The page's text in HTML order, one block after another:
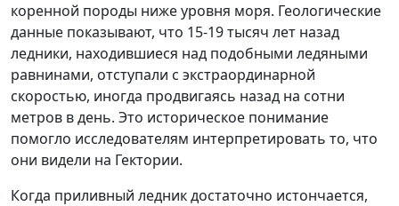
коренной породы ниже уровня моря. Геологические
данные показывают, что 15-19 тысяч лет назад
ледники, находившиеся над подобными ледяными
равнинами, отступали с экстраординарной
скоростью, иногда продвигаясь назад на сотни
метров в день. Это историческое понимание
помогло исследователям интерпретировать то, что
они видели на Гектории.
Когда приливный ледник достаточно истончается,